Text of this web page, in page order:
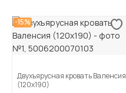
-15%
Двухъярусная кровать Валенсия
(120х190)